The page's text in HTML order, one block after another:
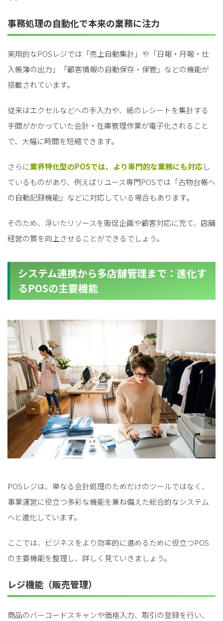
事務処理の自動化で本来の業務に注力
実用的なPOSレジでは「売上自動集計」や「日報・月報・仕
入帳簿の出力」「顧客情報の自動保存・保管」などの機能が
搭載されています。
従来はエクセルなどへの手入力や、紙のレシートを集計する
手間がかかっていた会計・在庫管理作業が電子化されること
で、大幅に時間を短縮できます。
さらに業界特化型のPOSでは、より専門的な業務にも対応し
ているものがあり、例えばリユース専門POSでは「古物台帳へ
の自動記録機能」などに対応している場合もあります。
そのため、浮いたリソースを販促企画や顧客対応に充て、店舗
経営の質を向上させることができるでしょう。
システム連携から多店舗管理まで：進化す
るPOSの主要機能
POSレジは、単なる会計処理のためだけのツールではなく、
事業運営に役立つ多彩な機能を兼ね備えた総合的なシステム
へと進化しています。
ここでは、ビジネスをより効率的に進めるために役立つPOS
の主要機能を整理し、詳しく見ていきましょう。
レジ機能（販売管理）
商品のバーコードスキャンや価格入力、取引の登録を行い、